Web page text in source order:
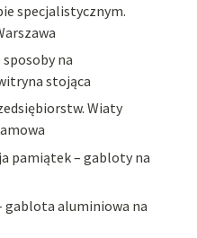
specjalistycznym.
na
stojąca
Wiaty
pamiątek – gabloty na
aluminiowa na